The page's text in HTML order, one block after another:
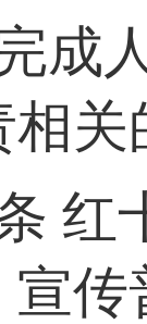
完成
相
红
宣